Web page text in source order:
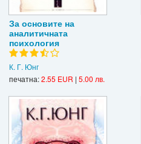
За основите на
аналитичната
психология
К. Г. Юнг
печатна:2.55 EUR | 5.00 лв.